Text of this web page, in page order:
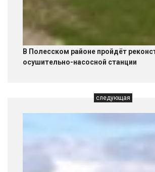
В Полесском районе пройдёт
осушительно-насосной станции
следующая